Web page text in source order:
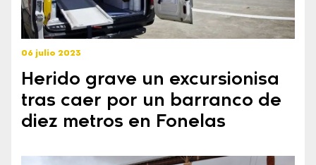
06 julio 2023
Herido grave un excursionisa
tras caer por un barranco de
diez metros en Fonelas